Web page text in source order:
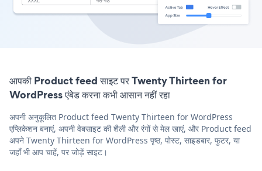
आपकी Product feed साइट पर Twenty Thirteen for
WordPress एंबेड करना कभी आसान नहीं रहा
अपनी अनुकूलित Product feed Twenty Thirteen for WordPress
एप्लिकेशन बनाएं, अपनी वेबसाइट की शैली और रंगों से मेल खाएं, और Product feed
अपने Twenty Thirteen for WordPress पृष्ठ, पोस्ट, साइडबार, फुटर, या
जहाँ भी आप चाहें, पर जोड़ें साइट।